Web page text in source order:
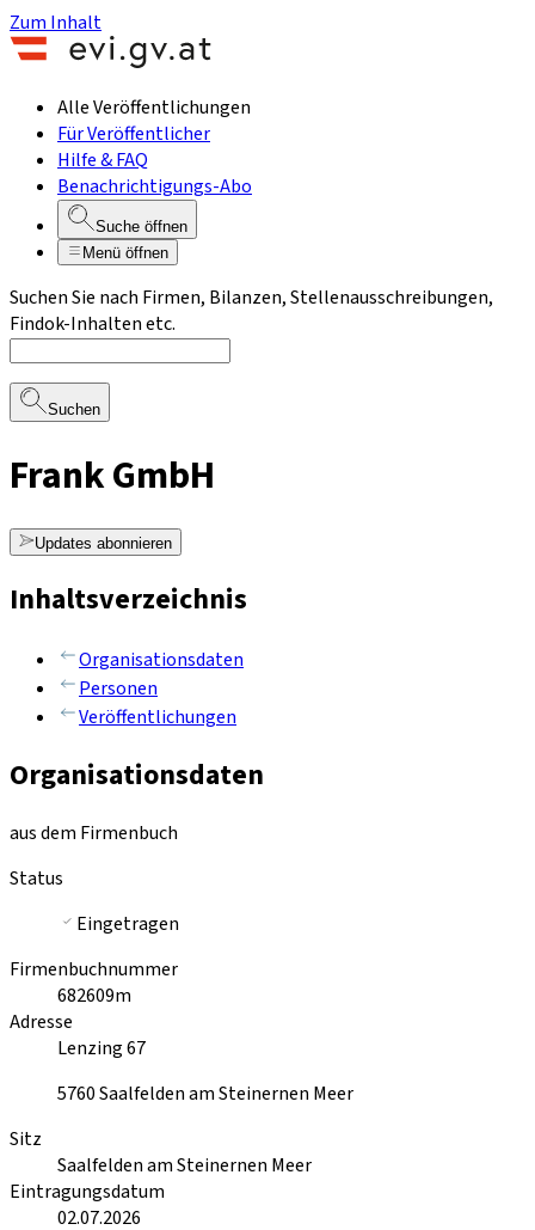
Zum Inhalt
Alle Veröffentlichungen
Für Veröffentlicher
Hilfe & FAQ
Benachrichtigungs-Abo
Suche öffnen
Menü öffnen
Suchen Sie nach Firmen, Bilanzen, Stellenausschreibungen,
Findok-Inhalten etc.
Suchen
Frank GmbH
Updates abonnieren
Inhaltsverzeichnis
Organisationsdaten
Personen
Veröffentlichungen
Organisationsdaten
aus dem Firmenbuch
Status
Eingetragen
Firmenbuchnummer
682609m
Adresse
Lenzing 67
5760Saalfelden am Steinernen Meer
Sitz
Saalfelden am Steinernen Meer
Eintragungsdatum
02.07.2026